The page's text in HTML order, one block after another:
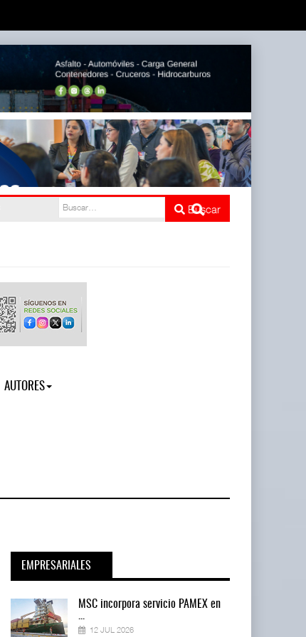
Buscar
AUTORES
EMPRESARIALES
MSC incorpora servicio PAMEX en
12 JUL 2026